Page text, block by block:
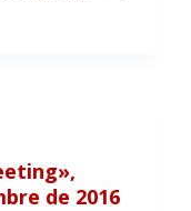
de 2016